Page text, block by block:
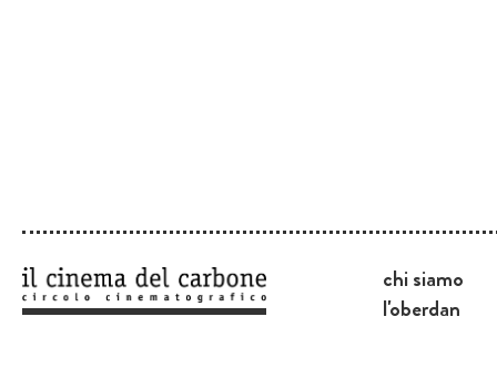
chi siamo
l'oberdan